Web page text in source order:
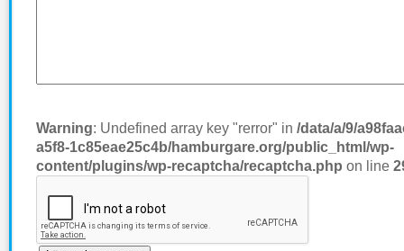
Warning: Undefined array key "rerror" in /data/a/9/
a5f8-1c85eae25c4b/hamburgare.org/public_html/wp-
content/plugins/wp-recaptcha/recaptcha.php on line